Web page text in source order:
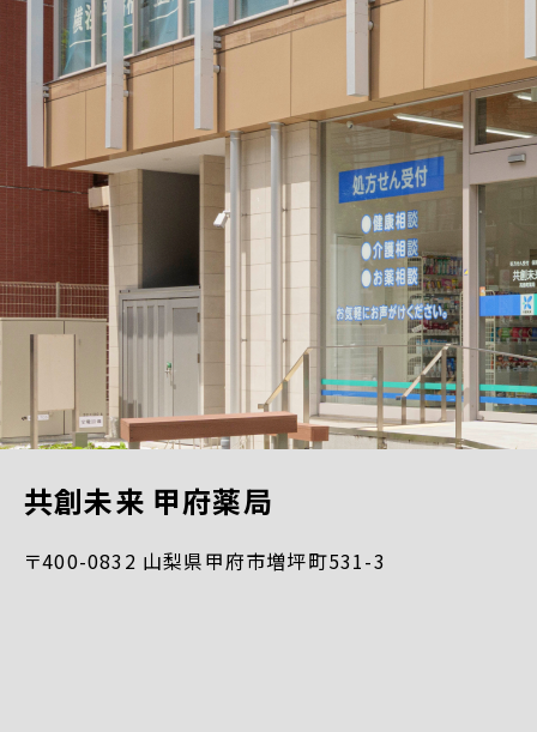
共創未来 甲府薬局
〒400-0832 山梨県甲府市増坪町531-3